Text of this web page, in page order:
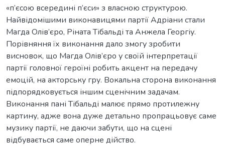
«п’єсою всередині п’єси» з власною структурою.
Найвідомішими виконавицями партії Адріани стали
Магда Олів’єро, Ріната Тібальді та Анжела Георгіу.
Порівняння їх виконання дало змогу зробити
висновок, що Магда Олів’єро у своїй інтерпретації
партії головної героїні робить акцент на передачу
емоцій, на акторську гру. Вокальна сторона виконання
підпорядковується іншим сценічним задачам.
Виконання пані Тібальді малює прямо протилежну
картину, адже вона дуже детально пропрацьовує саме
музику партії, не даючи забути, що на сцені
відбувається саме оперне дійство.